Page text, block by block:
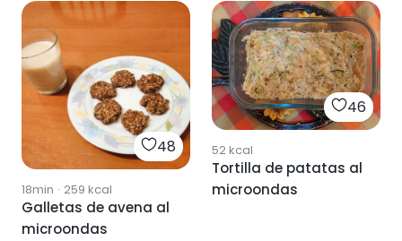
48
18min · 259 kcal
Galletas de avena al
microondas
46
52kcal
Tortilla de patatas al
microondas